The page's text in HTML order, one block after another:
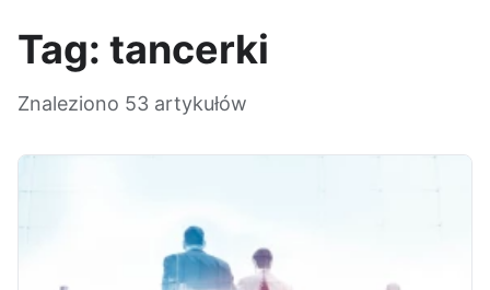
Tag: tancerki
Znaleziono 53 artykułów